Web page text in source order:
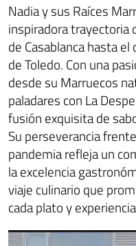
Nadia y sus Raíces
inspiradora trayectoria
de Casablanca hasta
de Toledo. Con una
desde su Marruecos
paladares con La
fusión exquisita de
Su perseverancia
pandemia refleja un
la excelencia
viaje culinario que
cada plato y